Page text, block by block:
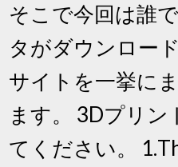
そこで今回は誰
タがダウンロー
サイトを一挙に
ます。 3Dプリ
てください。